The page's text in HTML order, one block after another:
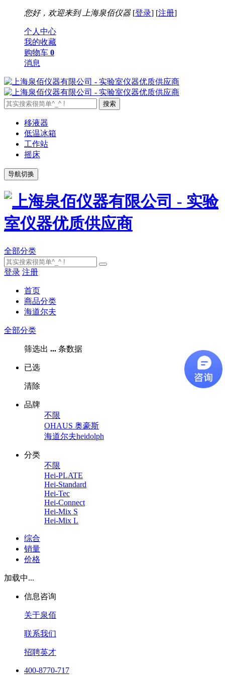
您好，欢迎来到 上海泉佰仪器[登录] [注册]
个人中心
我的收藏
购物车 0
消息
移液器
低温冰箱
工作站
摇床
导航切换
全部分类
登录 注册
首页
商品分类
海道尔夫
全部分类
筛选出 ... 条数据
已选
清除
品牌
不限
OHAUS 奥豪斯
海道尔夫heidolph
分类
不限
Hei-PLATE
Hei-Standard
Hei-Tec
Hei-Connect
Hei-Mix S
Hei-Mix L
综合
销量
价格
加载中...
信息咨询
关于泉佰
联系我们
招聘英才
400-8770-717